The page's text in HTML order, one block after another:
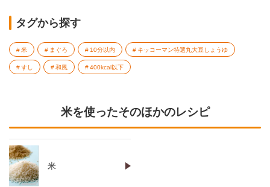
タグから探す
米 まぐろ 10分以内 キッコーマン特選丸大豆しょうゆ
すし 和風 400kcal以下
米を使ったそのほかのレシピ
米